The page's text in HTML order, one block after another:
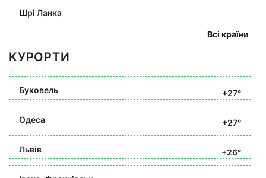
Шрі Ланка
Всі країни
КУРОРТИ
Буковель +27°
Одеса +27°
Львів +26°